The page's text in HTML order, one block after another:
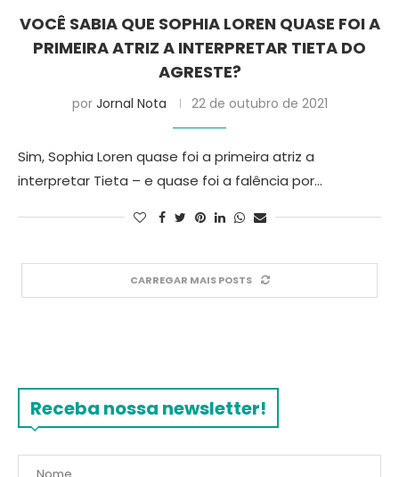
VOCÊ SABIA QUE SOPHIA LOREN QUASE FOI A
PRIMEIRA ATRIZ A INTERPRETAR TIETA DO
AGRESTE?
por Jornal Nota 22 de outubro de 2021
Sim, Sophia Loren quase foi a primeira atriz a
interpretar Tieta – e quase foi a falência por…
CARREGAR MAIS POSTS
Receba nossa newsletter!